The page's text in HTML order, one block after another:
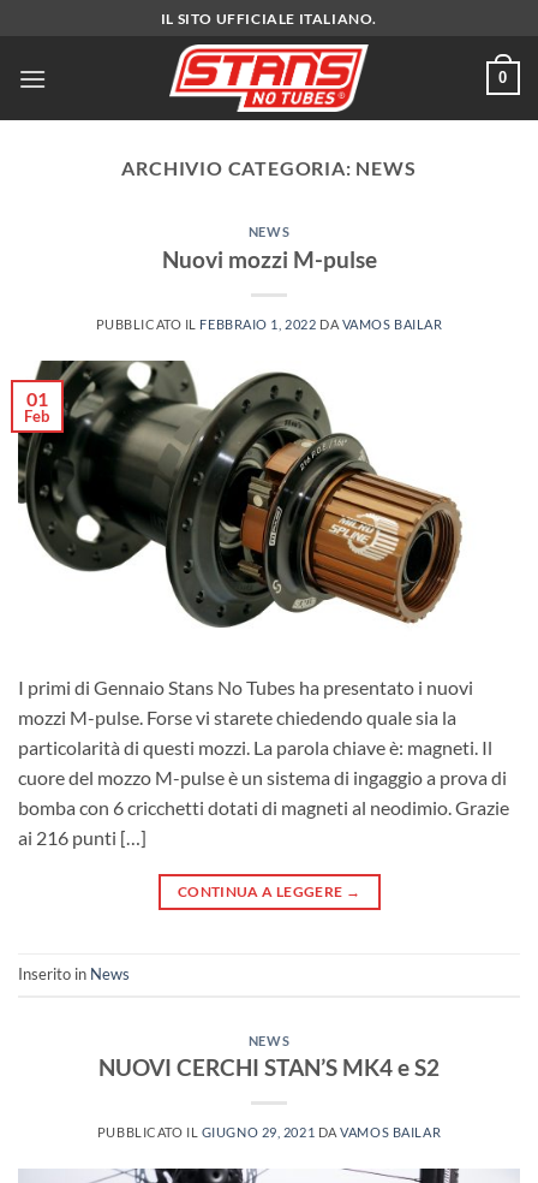
contenuti
IL SITO UFFICIALE ITALIANO.
0
ARCHIVIO CATEGORIA: NEWS
NEWS
Nuovi mozzi M-pulse
PUBBLICATO IL FEBBRAIO 1, 2022 DA VAMOS BAILAR
01
Feb
I primi di Gennaio Stans No Tubes ha presentato i nuovi
mozzi M-pulse. Forse vi starete chiedendo quale sia la
particolarità di questi mozzi. La parola chiave è: magneti. Il
cuore del mozzo M-pulse è un sistema di ingaggio a prova di
bomba con 6 cricchetti dotati di magneti al neodimio. Grazie
ai 216 punti […]
CONTINUA A LEGGERE →
Inserito in News
NEWS
NUOVI CERCHI STAN’S MK4 e S2
PUBBLICATO IL GIUGNO 29, 2021 DAVAMOS BAILAR